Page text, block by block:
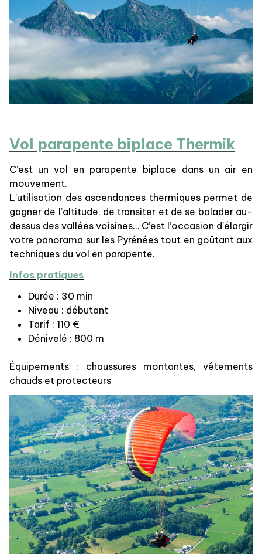
Vol parapente biplace Thermik
C’est un vol en parapente biplace dans un air en
mouvement.
L’utilisation des ascendances thermiques permet de
gagner de l’altitude, de transiter et de se balader au-
dessus des vallées voisines… C’est l’occasion d’élargir
votre panorama sur les Pyrénées tout en goûtant aux
techniques du vol en parapente.
Infos pratiques
Durée : 30 min
Niveau : débutant
Tarif : 110 €
Dénivelé : 800 m
Équipements : chaussures montantes, vêtements
chauds et protecteurs